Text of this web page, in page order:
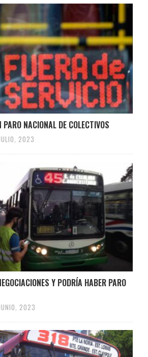
NACIONAL DE COLECTIVOS
2023
Y PODRÍA HABER PARO
2023